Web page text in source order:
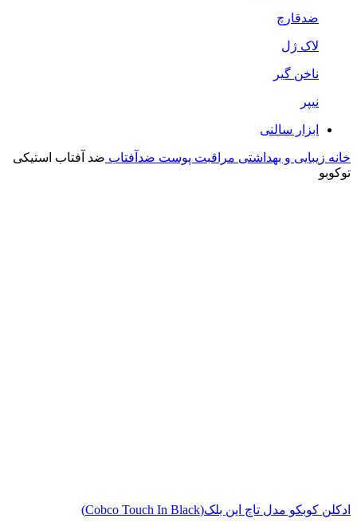
ضدقارچ
لاک ژل
ناخن گیر
نیپر
ابزار سالنی
خانه زیبایی و بهداشتی مراقبت پوست ضدآفتاب ضد آفتاب استیکی
توکوبو
ادکلن کوبکو مدل تاچ این بلک(Cobco Touch In Black)